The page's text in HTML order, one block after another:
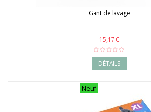
Gant de lavage
15,17 €
DÉTAILS
Neuf